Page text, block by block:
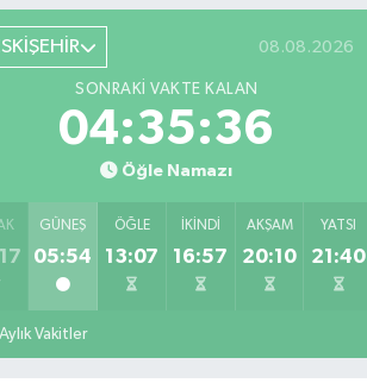
08.08.2026
SONRAKI VAKTE KALAN
04:35:35
Öğle Namazı
GÜNEŞ
05:54
ÖĞLE
13:07
İKINDI
16:57
AKŞAM
20:10
YATSI
21:40
Aylık Vakitler